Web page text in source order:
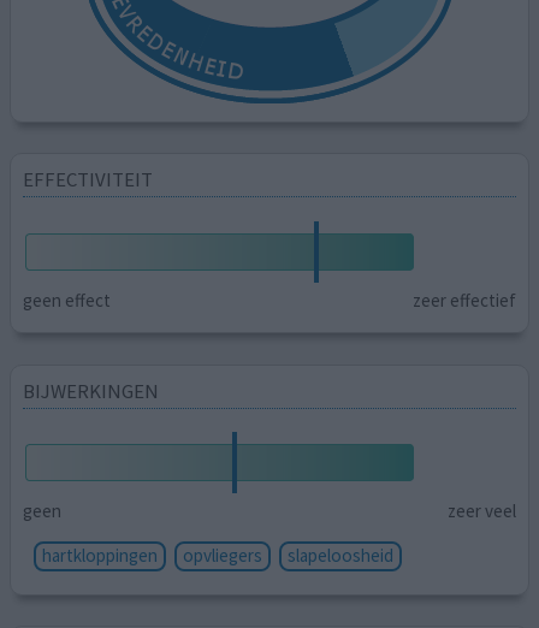
EFFECTIVITEIT
geen effect zeer effectief
BIJWERKINGEN
geen
zeer veel
hartkloppingen
opvliegers slapeloosheid